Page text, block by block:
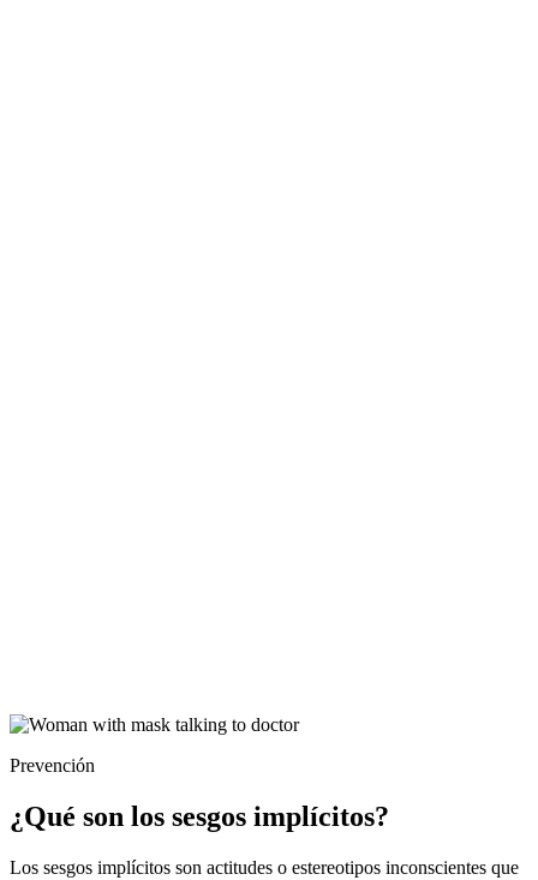
Prevención
¿Qué son los sesgos implícitos?
Los sesgos implícitos son actitudes o estereotipos inconscientes que